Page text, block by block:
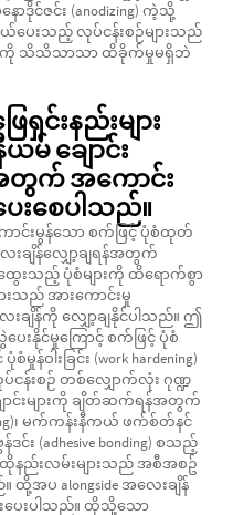
ာဒိုင်ဇင်း (anodizing) ကဲ့သို့
ပေးသည့် လုပ်ငန်းစဉ်များသည်
ျားကို သိသိသာသာ ထိခိုက်မှုမရှိဘဲ
ရှင်းနည်းများ
ချောင်း
က် အကောင်း
ေးစေပါသည်။
ာင်းမွန်သော စက်ဖြင့် ပုံစံထုတ်
းချိန်လျှော့ချရန်အတွက်
းသည့် ပုံစံများကို ထိရောက်စွာ
သည် အားကောင်းမှု
ျိန်ကို လျှော့ချနိုင်ပါသည်။ ဤ
းနိုင်မှုကြောင့် စက်ဖြင့် ပုံစံ
းခြင်း (work hardening)
န်းစဉ် တစ်လျှောက်လုံး ဂုဏ္ဍ
ာင်းများကို ချိတ်ဆက်ရန်အတွက်
၊ မက်ကန်းနီကယ် ဖက်စ်တ်နင်
င်း (adhesive bonding) စသည့်
ထိုနည်းလမ်းများသည် အစီအစဥ်
အပ alongside အလေးချိန်
းပေးပါသည်။ ထိုသို့သော